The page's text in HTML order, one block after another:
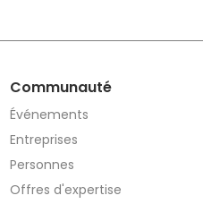
Communauté
Événements
Entreprises
Personnes
Offres d'expertise